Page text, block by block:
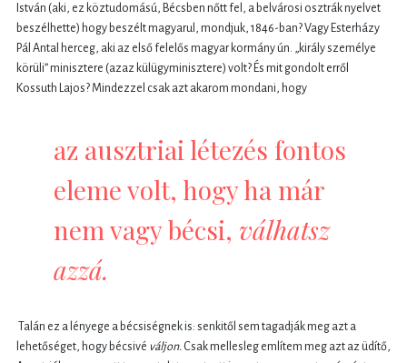
István (aki, ez köztudomású, Bécsben nőtt fel, a belvárosi osztrák nyelvet
beszélhette) hogy beszélt magyarul, mondjuk, 1846-ban? Vagy Esterházy
Pál Antal herceg, aki az első felelős magyar kormány ún. „király személye
körüli” minisztere (azaz külügyminisztere) volt? És mit gondolt erről
Kossuth Lajos? Mindezzel csak azt akarom mondani, hogy
az ausztriai létezés fontos
eleme volt, hogy ha már
nem vagy bécsi, válhatsz
azzá.
Talán ez a lényege a bécsiségnek is: senkitől sem tagadják meg azt a
lehetőséget, hogy bécsivé váljon. Csak mellesleg említem meg azt az üdítő,